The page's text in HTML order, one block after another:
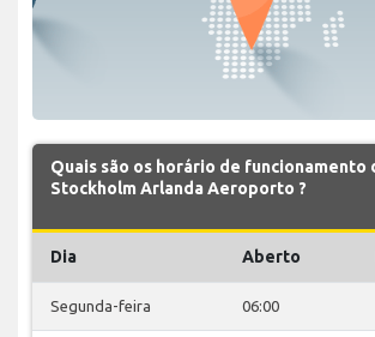
Quais são os horário de funcionamento
Stockholm Arlanda Aeroporto ?
Dia Aberto
Segunda-feira 06:00